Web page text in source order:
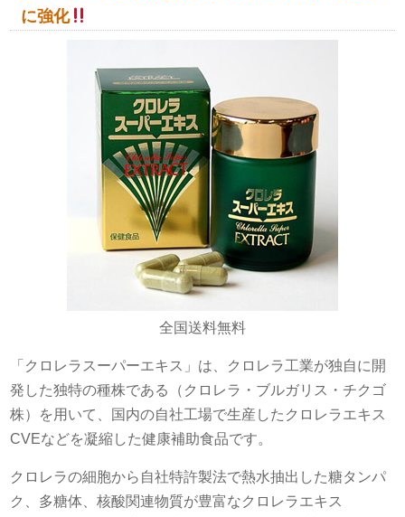
に強化
全国送料無料
「クロレラスーパーエキス」は、クロレラ工業が独自に開
発した独特の種株である（クロレラ・ブルガリス・チクゴ
株）を用いて、国内の自社工場で生産したクロレラエキス
CVEなどを凝縮した健康補助食品です。
クロレラの細胞から自社特許製法で熱水抽出した糖タンパ
ク、多糖体、核酸関連物質が豊富なクロレラエキス